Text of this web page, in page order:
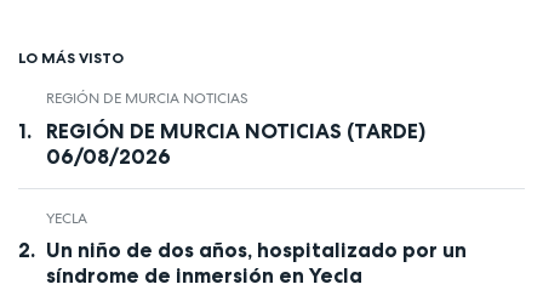
LO MÁS VISTO
REGIÓN DE MURCIA NOTICIAS
REGIÓN DE MURCIA NOTICIAS (TARDE)
06/08/2026
YECLA
Un niño de dos años, hospitalizado por un
síndrome de inmersión en Yecla